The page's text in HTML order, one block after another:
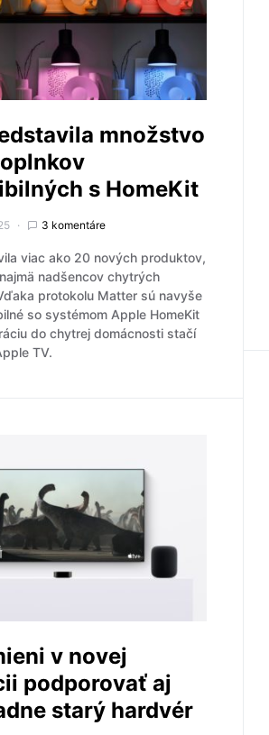
množstvo
s HomeKit
3 komentáre
viac ako 20 nových produktov,
nadšencov chytrých
protokolu Matter sú navyše
so systémom Apple HomeKit
do chytrej domácnosti stačí
TV.
v novej
podporovať aj
starý hardvér